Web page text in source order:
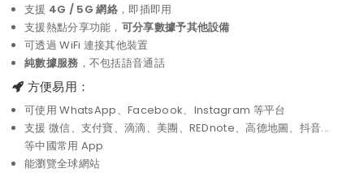
支援 4G / 5G 網絡，即插即用
支援熱點分享功能， 可分享數據予其他設備
可透過 WiFi 連接其他裝置
純數據服務 ，不包括語音通話
方便易用：
可使用 WhatsApp、Facebook、Instagram 等平台
支援 微信、支付寶、滴滴、美團、REDnote、高德地圖、抖音...
等中國常用 App
能瀏覽全球網站